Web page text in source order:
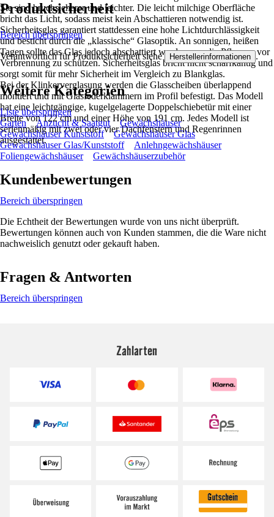
Sie sind bruchsicherer und leichter. Die leicht milchige Oberfläche
bricht das Licht, sodass meist kein Abschattieren notwendig ist.
Sicherheitsglas garantiert stattdessen eine hohe Lichtdurchlässigkeit
und besticht durch die „klassische“ Glasoptik. An sonnigen, heißen
Tagen sollte das Glas jedoch abschattiert werden, um die Pflanzen vor
Verbrennung zu schützen. Sicherheitsglas bricht nicht scharfkantig und
sorgt somit für mehr Sicherheit im Vergleich zu Blankglas.
Bei der Klinkerverglasung werden die Glasscheiben überlappend
montiert und mit Glasfederklammern im Profil befestigt. Das Modell
hat eine leichtgängige, kugelgelagerte Doppelschiebetür mit einer
Breite von 122 cm und einer Höhe von 191 cm. Jedes Modell ist
serienmäßig mit zwei oder vier Dachfenstern und Regenrinnen
ausgestattet.
Produktsicherheit
Bereich überspringen
Verantwortlich für Produktsicherheit siehe Herstellerinformationen .
Weitere Kategorien
Liste überspringen
Garten
Anzucht & Saatgut
Gewächshäuser
Gewächshäuser Kunststoff
Gewächshäuser Glas
Gewächshäuser Glas/Kunststoff
Anlehngewächshäuser
Foliengewächshäuser
Gewächshäuserzubehör
Kundenbewertungen
Bereich überspringen
Die Echtheit der Bewertungen wurde von uns nicht überprüft.
Bewertungen können auch von Kunden stammen, die die Ware nicht
nachweislich genutzt oder gekauft haben.
Fragen & Antworten
Bereich überspringen
Zahlarten